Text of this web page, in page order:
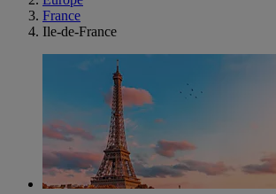
France
Ile-de-France